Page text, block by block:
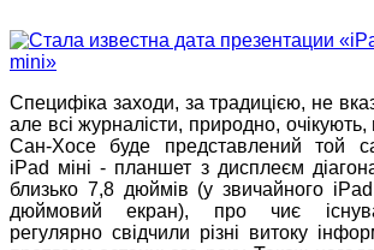
Специфіка заходи, за традицією, не
але всі журналісти, природно,
Сан-Хосе буде представлений той
iPad міні - планшет з дисплеєм
близько 7,8 дюймів (у звичайного
дюймовий екран), про чиє
регулярно свідчили різні витоку